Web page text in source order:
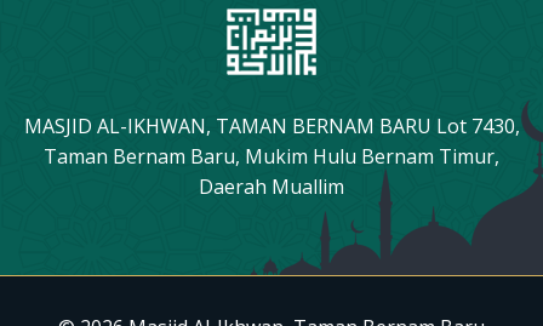
MASJID AL-IKHWAN, TAMAN BERNAM BARU Lot 7430,
Taman Bernam Baru, Mukim Hulu Bernam Timur,
Daerah Muallim